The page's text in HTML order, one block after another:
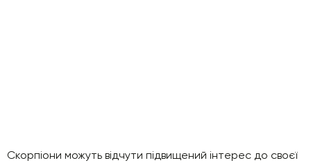
Скорпіони можуть відчути підвищений інтерес до своєї